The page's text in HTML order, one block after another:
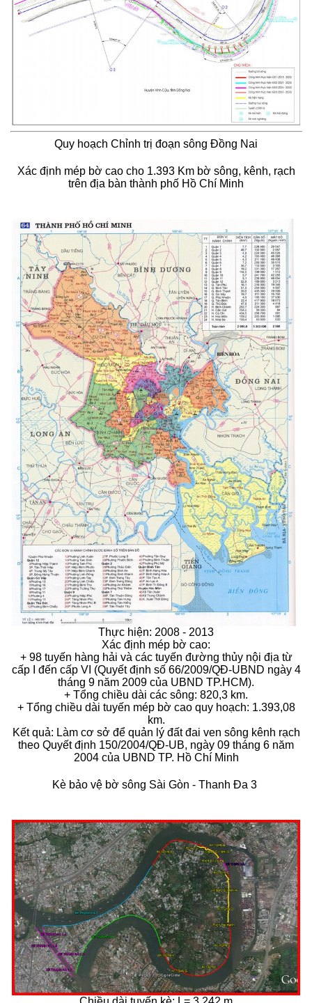
Quy hoạch Chỉnh trị đoạn sông Đồng Nai
Xác định mép bờ cao cho 1.393 Km bờ sông, kênh, rạch
trên địa bàn thành phố Hồ Chí Minh
Thực hiện: 2008 - 2013
Xác định mép bờ cao:
+ 98 tuyến hàng hải và các tuyến đường thủy nội địa từ
cấp I đến cấp VI (Quyết định số 66/2009/QĐ-UBND ngày 4
tháng 9 năm 2009 của UBND TP.HCM).
+ Tổng chiều dài các sông: 820,3 km.
+ Tổng chiều dài tuyến mép bờ cao quy hoạch: 1.393,08
km.
Kết quả: Làm cơ sở để quản lý đất đai ven sông kênh rạch
theo Quyết định 150/2004/QĐ-UB, ngày 09 tháng 6 năm
2004 của UBND TP. Hồ Chí Minh
Kè bảo vệ bờ sông Sài Gòn - Thanh Đa 3